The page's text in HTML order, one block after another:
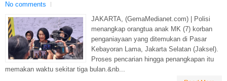
No comments
JAKARTA, (GemaMedianet.com) | Polisi
menangkap orangtua anak MK (7) korban
penganiayaan yang ditemukan di Pasar
Kebayoran Lama, Jakarta Selatan (Jaksel).
Proses pencarian hingga penangkapan itu
memakan waktu sekitar tiga bulan.&nb...